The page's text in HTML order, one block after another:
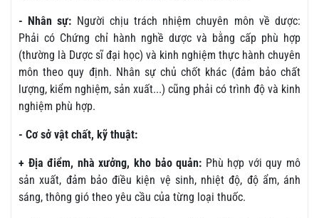
- Nhân sự: Người chịu trách nhiệm chuyên môn về dược:
Phải có Chứng chỉ hành nghề dược và bằng cấp phù hợp
(thường là Dược sĩ đại học) và kinh nghiệm thực hành chuyên
môn theo quy định. Nhân sự chủ chốt khác (đảm bảo chất
lượng, kiểm nghiệm, sản xuất...) cũng phải có trình độ và kinh
nghiệm phù hợp.
- Cơ sở vật chất, kỹ thuật:
+ Địa điểm, nhà xưởng, kho bảo quản: Phù hợp với quy mô
sản xuất, đảm bảo điều kiện vệ sinh, nhiệt độ, độ ẩm, ánh
sáng, thông gió theo yêu cầu của từng loại thuốc.